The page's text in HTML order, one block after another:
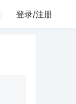
登录/注册